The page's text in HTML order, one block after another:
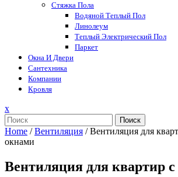
Стяжка Пола
Водяной Теплый Пол
Линолеум
Теплый Электрический Пол
Паркет
Окна И Двери
Сантехника
Компании
Кровля
xЗакрыть
меню
Поиск
Home /Вентиляция /Вентиляция для
окнами
Вентиляция для квартир с